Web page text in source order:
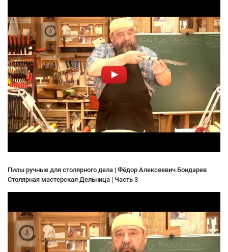
Пилы ручные для столярного дела | Фёдор Алексеевич Бондарев
Столярная мастерская Дельница | Часть 3